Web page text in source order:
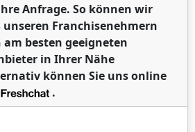
Anfrage. So können wir
Franchisenehmern
besten geeigneten
in Ihrer Nähe
können Sie uns online
.